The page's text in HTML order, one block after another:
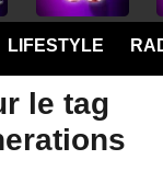
LIFESTYLE
le tag